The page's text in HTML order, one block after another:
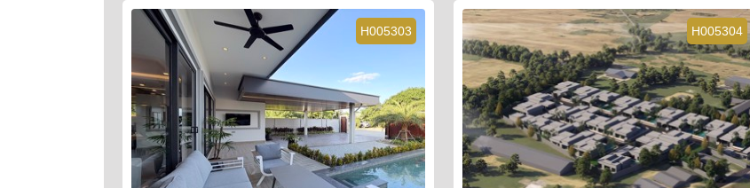
H005303 H005304